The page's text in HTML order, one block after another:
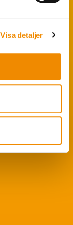
Visa detaljer